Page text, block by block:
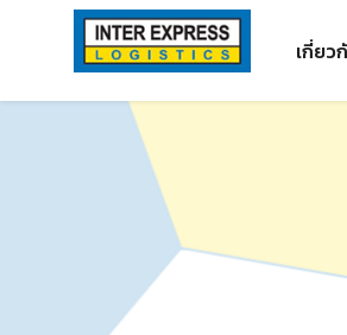
Paste this code as high in the of the page
เกี่ยว